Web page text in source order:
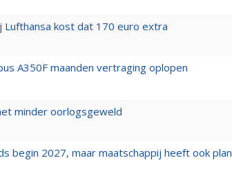
Lufthansa kost dat 170 euro extra
A350F maanden vertraging oplopen
minder oorlogsgeweld
begin 2027, maar maatschappij heeft ook plan